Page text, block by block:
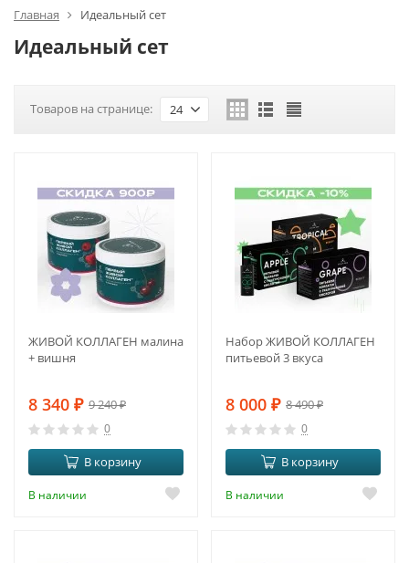
Главная Идеальный сет
Идеальный сет
Товаров на странице: 24
ЖИВОЙ КОЛЛАГЕН малина
+ вишня
8 340 ₽ 9 240₽
0
В корзину
В наличии
Набор ЖИВОЙ КОЛЛАГЕН
питьевой 3 вкуса
8 000 ₽ 8 490₽
0
В корзину
В наличии